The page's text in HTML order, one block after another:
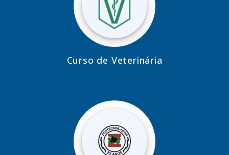
Curso de Veterinária